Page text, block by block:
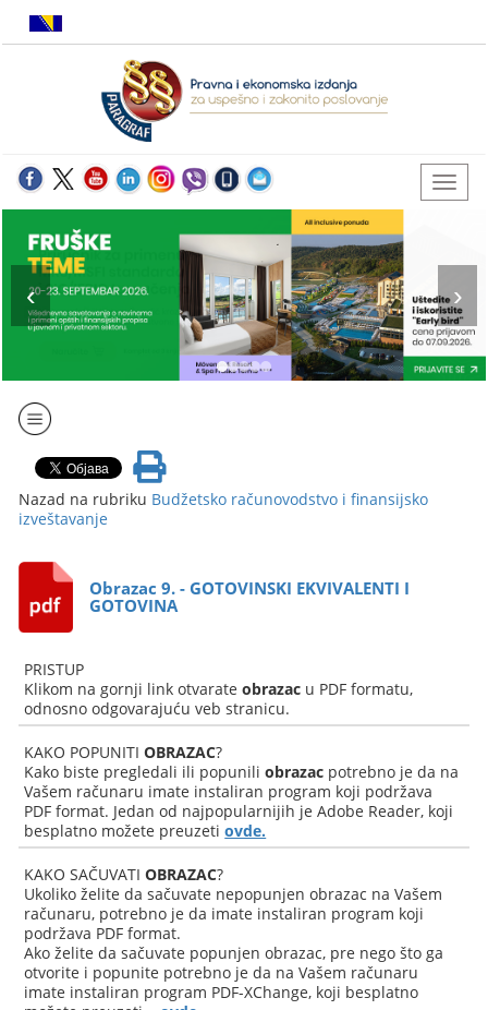
Nazad na rubriku Budžetsko računovodstvo i finansijsko
izveštavanje
Obrazac 9. - GOTOVINSKI EKVIVALENTI I
GOTOVINA
PRISTUP
Klikom na gornji link otvarateobrazac u PDF formatu,
odnosno odgovarajuću veb stranicu.
KAKO POPUNITIOBRAZAC?
Kako biste pregledali ili popuniliobrazac potrebno je da na
Vašem računaru imate instaliran program koji podržava
PDF format. Jedan od najpopularnijih je Adobe Reader, koji
besplatno možete preuzetiovde.
KAKO SAČUVATIOBRAZAC?
Ukoliko želite da sačuvate nepopunjen obrazac na Vašem
računaru, potrebno je da imate instaliran program koji
podržava PDF format.
Ako želite da sačuvate popunjen obrazac, pre nego što ga
otvorite i popunite potrebno je da na Vašem računaru
imate instaliran program PDF-XChange, koji besplatno